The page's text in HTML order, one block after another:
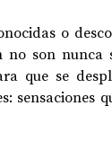
o
son nunca
que se
sensaciones